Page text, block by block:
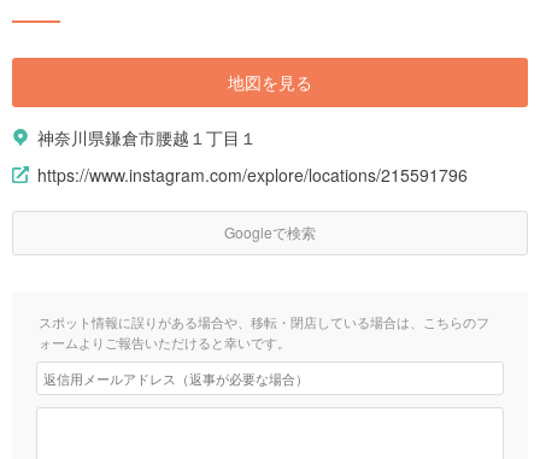
地図を見る
神奈川県鎌倉市腰越１丁目１
https://www.instagram.com/explore/locations/215591796
Googleで検索
スポット情報に誤りがある場合や、移転・閉店している場合は、こちらのフ
ォームよりご報告いただけると幸いです。